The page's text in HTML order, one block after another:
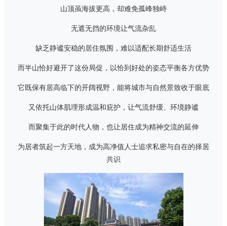
山顶虽海拔更高，却难免孤峰独峙
无遮无挡的环境让气流杂乱
缺乏静谧安稳的居住氛围，难以适配长期舒适生活
而半山恰好避开了这份局促，以恰到好处的姿态平衡各方优势
它既保有居高临下的开阔视野，能将城市与自然景致收于眼底
又依托山体肌理形成温和庇护，让气流舒缓、环境静谧
而聚集于此的时代人物，也让居住成为精神交流的延伸
为居者筑起一方天地，成为高净值人士追求私密与自在的择居
共识